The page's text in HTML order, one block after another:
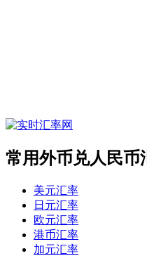
常用外币兑人民币
美元汇率
日元汇率
欧元汇率
港币汇率
加元汇率